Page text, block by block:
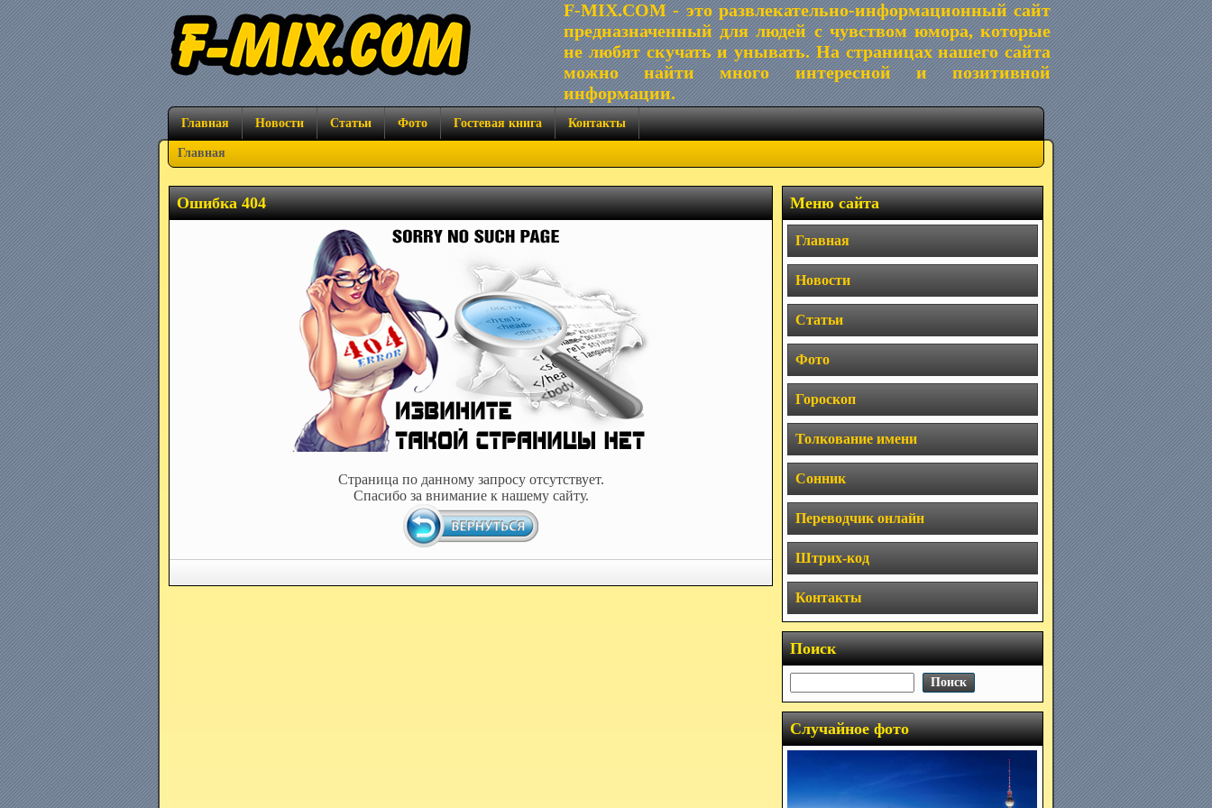
F-MIX.COM - это развлекательно-информационный сайт
предназначенный для людей с чувством юмора, которые
не любят скучать и унывать. На страницах нашего сайта
можно найти много интересной и позитивной
информации.
Главная Новости Статьи Фото Гостевая книга Контакты
Главная
Ошибка 404
Страница по данному запросу отсутствует.
Спасибо за внимание к нашему сайту.
Меню сайта
Главная
Новости
Статьи
Фото
Гороскоп
Толкование имени
Сонник
Переводчик онлайн
Штрих-код
Контакты
Поиск
Случайное фото